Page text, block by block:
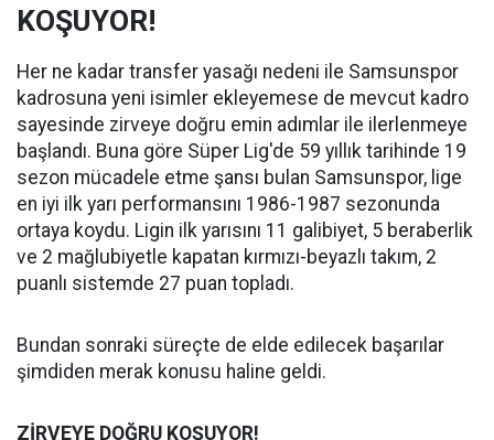
KOŞUYOR!
Her ne kadar transfer yasağı nedeni ile Samsunspor
kadrosuna yeni isimler ekleyemese de mevcut kadro
sayesinde zirveye doğru emin adımlar ile ilerlenmeye
başlandı. Buna göre Süper Lig'de 59 yıllık tarihinde 19
sezon mücadele etme şansı bulan Samsunspor, lige
en iyi ilk yarı performansını 1986-1987 sezonunda
ortaya koydu. Ligin ilk yarısını 11 galibiyet, 5 beraberlik
ve 2 mağlubiyetle kapatan kırmızı-beyazlı takım, 2
puanlı sistemde 27 puan topladı.
Bundan sonraki süreçte de elde edilecek başarılar
şimdiden merak konusu haline geldi.
ZİRVEYE DOĞRU KOŞUYOR!